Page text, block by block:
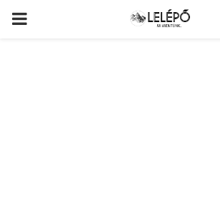
PRIMARY